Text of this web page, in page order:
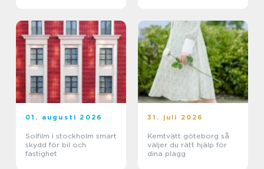
01. augusti 2026
Solfilm i stockholm smart
skydd för bil och
fastighet
31. juli 2026
Kemtvätt göteborg så
väljer du rätt hjälp för
dina plagg